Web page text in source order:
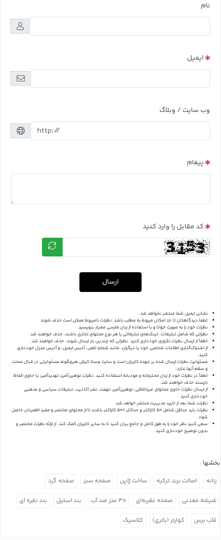
نام
ایمیل
وب سایت / وبلاگ
پیغام
کد مقابل را وارد کنید
ارسال
نشانی ایمیل شما منتشر نخواهد شد.
لطفا دیدگاهتان تا حد امکان مربوط به مطلب باشد. نظرات نامربوط ممکن است حذف شوند.
نظرات خود را به صورت خوانا و با استفاده از زبان فارسی معیار بنویسید.
نظراتی که شامل تبلیغات، لینک‌های تبلیغاتی یا هر نوع محتوای تجاری باشند، حذف خواهند شد.
لطفاً از ارسال نظرات تکراری خودداری کنید. نظراتی که چندین بار ارسال شوند، حذف خواهند شد.
از اشتراک‌گذاری اطلاعات شخصی خود یا دیگران، مانند شماره تلفن، آدرس ایمیل، و آدرس منزل خودداری
کنید.
مسئولیت نظرات ارسال شده بر عهده کاربران است و سایت وستا کیش هیچگونه مسئولیتی در قبال صحت
و سقم آنها ندارد.
لطفاً در نظرات خود از زبان محترمانه و مودبانه استفاده کنید. نظرات توهین‌آمیز، تهدیدآمیز، یا حاوی الفاظ
ناپسند حذف خواهند شد.
از ارسال نظرات حاوی محتوای غیراخلاقی، توهین‌آمیز، تهمت، نشر اکاذیب، تبلیغات سیاسی و مذهبی
خودداری کنید.
نظرات شما بعد از تایید مدیریت منتشر خواهد شد.
نظرات باید حداقل شامل 50 کاراکتر و حداکثر 500 کاراکتر باشند تا از محتوای مختصر و مفید اطمینان حاصل
شود.
سعی کنید نظر خود را به طور کامل و جامع بیان کنید تا به سایر کاربران کمک کند.از ارائه نظرات مختصر و
بدون توضیح خودداری کنید.
بخشها :
زنانه اصالت برند ترکیه ساخت ژاپن صفحه سبز صفحه گرد
شیشه معدنی صفحه عقربه‌ای ۳۰ متر ضد آب بند استیل بند نقره ای
قاب برس کوارتز (باتری) کلاسیک